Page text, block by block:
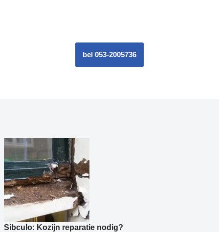
bel 053-2005736
Sibculo: Kozijn reparatie nodig?